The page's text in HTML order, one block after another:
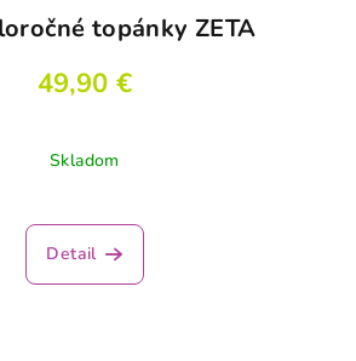
topánky ZETA
49,90 €
Skladom
Detail